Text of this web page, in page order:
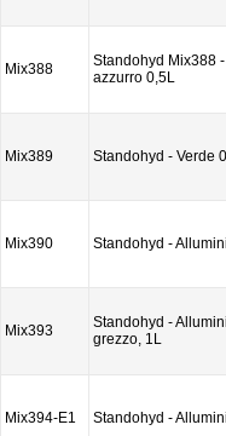
Mix388
Standohyd Mix388
azzurro 0,5L
Mix389 Standohyd - Verde
Mix390 Standohyd -
Mix393
Standohyd -
grezzo, 1L
Mix394-E1 Standohyd -